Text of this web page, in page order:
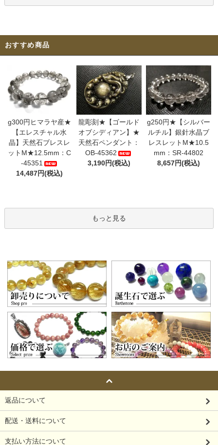
おすすめ商品
g300円ヒマラヤ産★
【エレスチャル水
晶】天然石ブレスレ
ットM★12.5mm：C
-45351
14,487円(税込)
龍彫刻★【ゴールド
オブシディアン】★
天然石ペンダント：
OB-45362
3,190円(税込)
g250円★【シルバー
ルチル】銀針水晶ブ
レスレットM★10.5
mm：SR-44802
8,657円(税込)
もっと見る
返品について
配送・送料について
支払い方法について